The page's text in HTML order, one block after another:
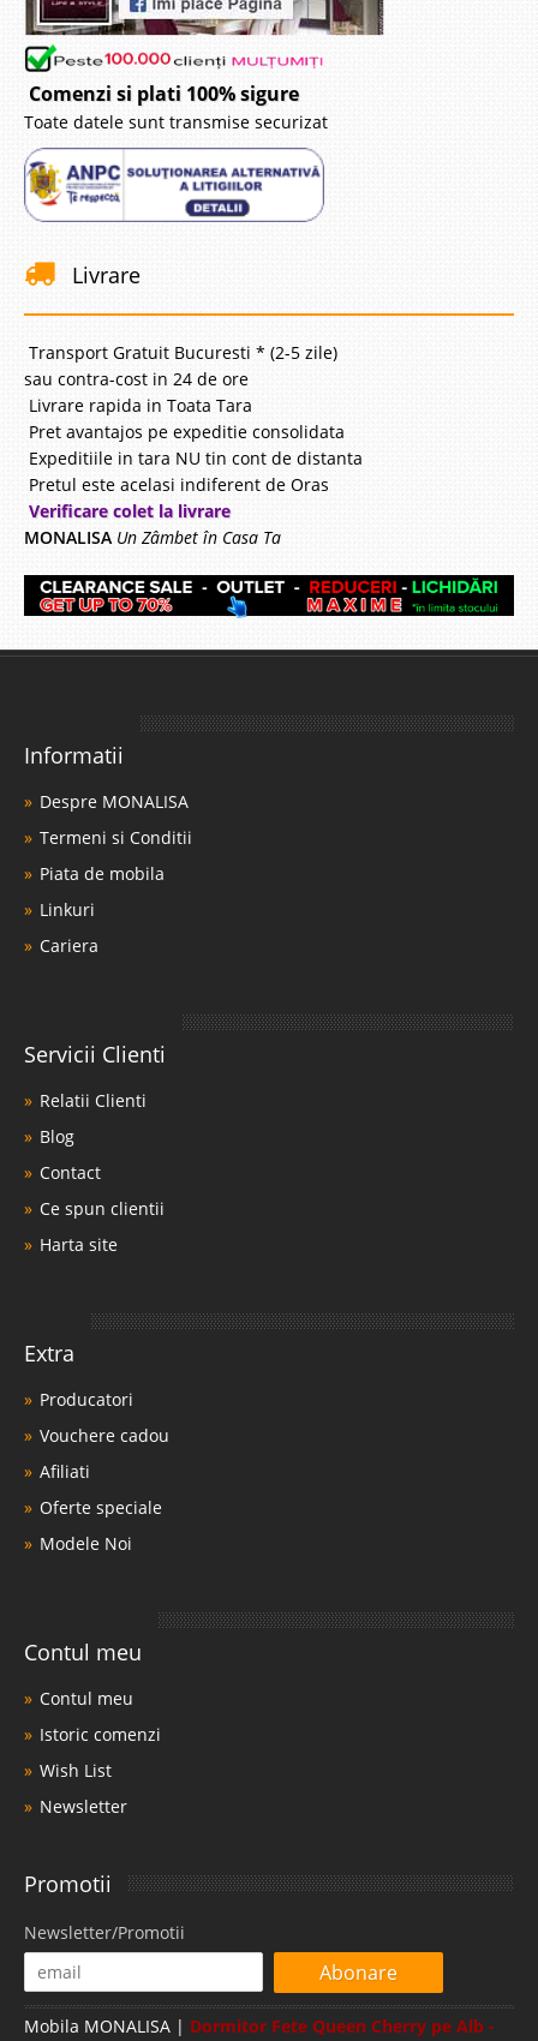
Comenzi si plati 100% sigure
Toate datele sunt transmise securizat
Livrare
Transport Gratuit Bucuresti * (2-5 zile)
sau contra-cost in 24 de ore
Livrare rapida in Toata Tara
Pret avantajos pe expeditie consolidata
Expeditiile in tara NU tin cont de distanta
Pretul este acelasi indiferent de Oras
Verificare colet la livrare
MONALISA Un Zâmbet în Casa Ta
Informatii
Despre MONALISA
Termeni si Conditii
Piata de mobila
Linkuri
Cariera
Servicii Clienti
Relatii Clienti
Blog
Contact
Ce spun clientii
Harta site
Extra
Producatori
Vouchere cadou
Afiliati
Oferte speciale
Modele Noi
Contul meu
Contul meu
Istoric comenzi
Wish List
Newsletter
Promotii
Newsletter/Promotii
Abonare
Mobila MONALISA | Dormitor Fete Queen Cherry pe Alb -